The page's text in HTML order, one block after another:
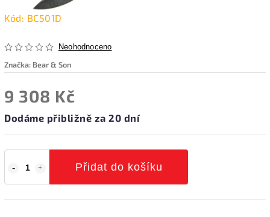
Kód: BC501D
Neohodnoceno
Značka: Bear & Son
9 308 Kč
Dodáme přibližně za 20 dní
Přidat do košíku